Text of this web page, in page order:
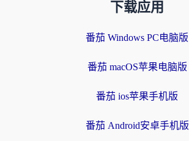
下载应用
番茄 Windows PC电脑版
番茄 macOS苹果电脑版
番茄 ios苹果手机版
番茄 Android安卓手机版